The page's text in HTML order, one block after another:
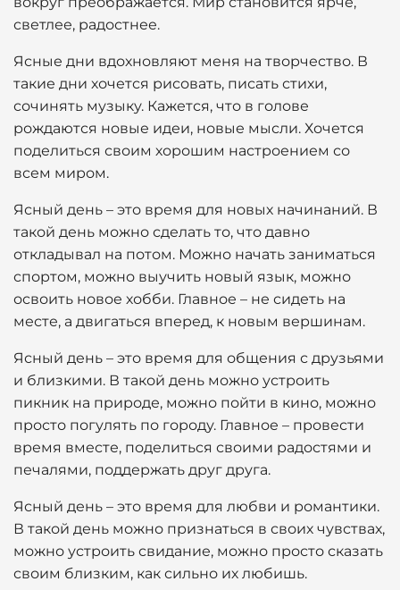
светлее, радостнее.
Ясные дни вдохновляют меня на творчество. В
такие дни хочется рисовать, писать стихи,
сочинять музыку. Кажется, что в голове
рождаются новые идеи, новые мысли. Хочется
поделиться своим хорошим настроением со
всем миром.
Ясный день – это время для новых начинаний. В
такой день можно сделать то, что давно
откладывал на потом. Можно начать заниматься
спортом, можно выучить новый язык, можно
освоить новое хобби. Главное – не сидеть на
месте, а двигаться вперед, к новым вершинам.
Ясный день – это время для общения с друзьями
и близкими. В такой день можно устроить
пикник на природе, можно пойти в кино, можно
просто погулять по городу. Главное – провести
время вместе, поделиться своими радостями и
печалями, поддержать друг друга.
Ясный день – это время для любви и романтики.
В такой день можно признаться в своих чувствах,
можно устроить свидание, можно просто сказать
своим близким, как сильно их любишь.